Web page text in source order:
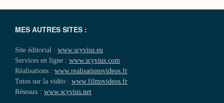
MES AUTRES SITES :
Site éditorial : www.scyvius.eu
Services en ligne : www.scyvius.com
Réalisations : www.realisationsvideos.fr
Tutos sur la vidéo : www.filmsvideos.fr
Réseaux : www.scyvius.net